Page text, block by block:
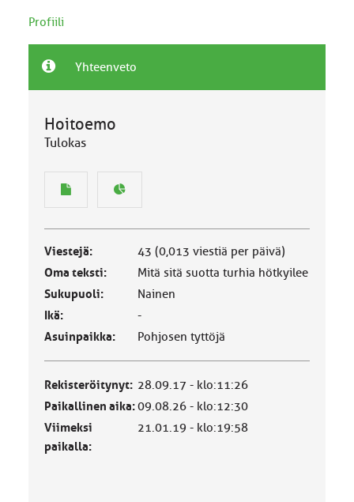
Profiili
Yhteenveto
Hoitoemo
Tulokas
Viestejä:
43 (0,013 viestiä per päivä)
Oma teksti:
Mitä sitä suotta turhia hötkyilee
Sukupuoli:
Nainen
Ikä:
-
Asuinpaikka:
Pohjosen tyttöjä
Rekisteröitynyt: 28.09.17 - klo:11:26
Paikallinen aika:09.08.26 - klo:12:30
Viimeksi
paikalla:
21.01.19 - klo:19:58